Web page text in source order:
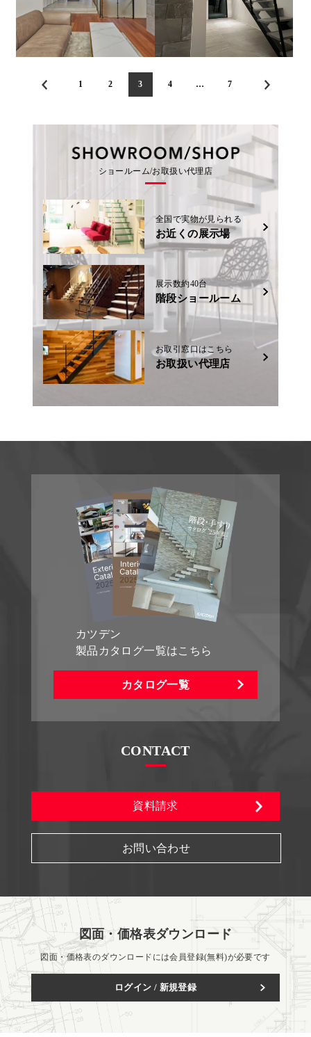
1 2 3 4 … 7
ショールーム/お取扱い代理店
全国で実物が見られる
お近くの展示場
展示数約40台
階段ショールーム
お取引窓口はこちら
お取扱い代理店
カツデン
製品カタログ一覧はこちら
カタログ一覧
CONTACT
資料請求
お問い合わせ
図面・価格表ダウンロード
図面・価格表のダウンロードには会員登録(無料)が必要です
ログイン / 新規登録